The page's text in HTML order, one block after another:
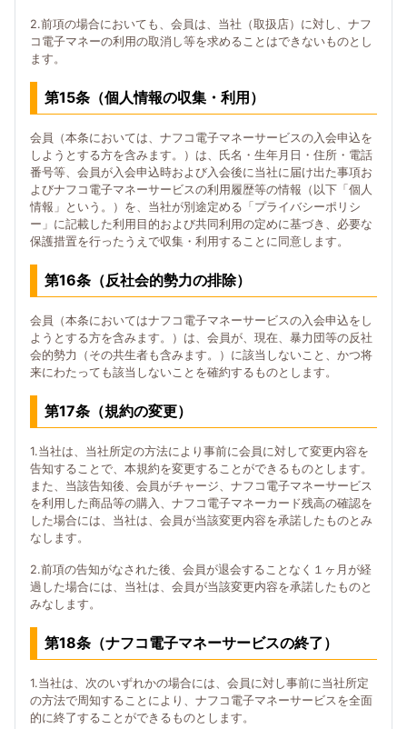
2.前項の場合においても、会員は、当社（取扱店）に対し、ナフ
コ電子マネーの利用の取消し等を求めることはできないものとし
ます。
第15条（個人情報の収集・利用）
会員（本条においては、ナフコ電子マネーサービスの入会申込を
しようとする方を含みます。）は、氏名・生年月日・住所・電話
番号等、会員が入会申込時および入会後に当社に届け出た事項お
よびナフコ電子マネーサービスの利用履歴等の情報（以下「個人
情報」という。）を、当社が別途定める「プライバシーポリシ
ー」に記載した利用目的および共同利用の定めに基づき、必要な
保護措置を行ったうえで収集・利用することに同意します。
第16条（反社会的勢力の排除）
会員（本条においてはナフコ電子マネーサービスの入会申込をし
ようとする方を含みます。）は、会員が、現在、暴力団等の反社
会的勢力（その共生者も含みます。）に該当しないこと、かつ将
来にわたっても該当しないことを確約するものとします。
第17条（規約の変更）
1.当社は、当社所定の方法により事前に会員に対して変更内容を
告知することで、本規約を変更することができるものとします。
また、当該告知後、会員がチャージ、ナフコ電子マネーサービス
を利用した商品等の購入、ナフコ電子マネーカード残高の確認を
した場合には、当社は、会員が当該変更内容を承諾したものとみ
なします。
2.前項の告知がなされた後、会員が退会することなく１ヶ月が経
過した場合には、当社は、会員が当該変更内容を承諾したものと
みなします。
第18条（ナフコ電子マネーサービスの終了）
1.当社は、次のいずれかの場合には、会員に対し事前に当社所定
の方法で周知することにより、ナフコ電子マネーサービスを全面
的に終了することができるものとします。